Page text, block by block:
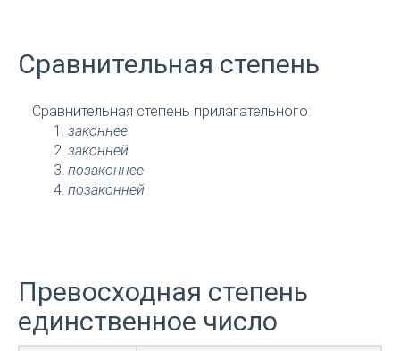
Сравнительная степень
Сравнительная степень прилагательного:
законнее
законней
позаконнее
позаконней
Превосходная степень
единственное число